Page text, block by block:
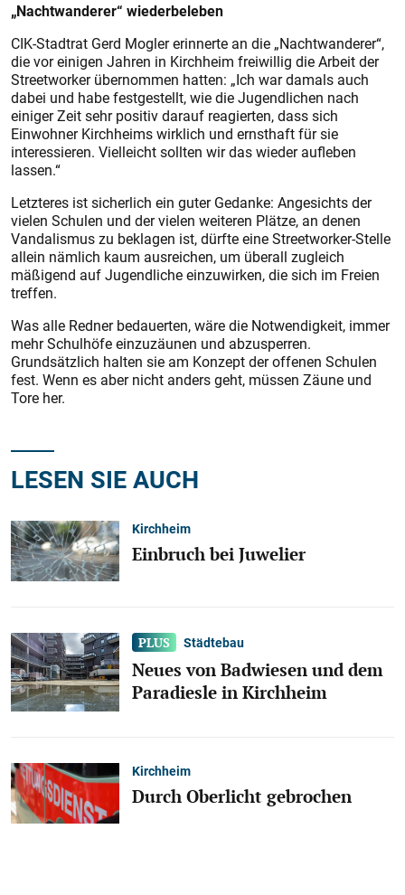
„Nachtwanderer“ wiederbeleben
CIK-Stadtrat Gerd Mogler erinnerte an die „Nachtwanderer“,
die vor einigen Jahren in Kirchheim freiwillig die Arbeit der
Streetworker übernommen hatten: „Ich war damals auch
dabei und habe festgestellt, wie die Jugendlichen nach
einiger Zeit sehr positiv darauf reagierten, dass sich
Einwohner Kirchheims wirklich und ernsthaft für sie
interessieren. Vielleicht sollten wir das wieder aufleben
lassen.“
Letzteres ist sicherlich ein guter Gedanke: Angesichts der
vielen Schulen und der vielen weiteren Plätze, an denen
Vandalismus zu beklagen ist, dürfte eine Streetworker-Stelle
allein nämlich kaum ausreichen, um überall zugleich
mäßigend auf Jugendliche einzuwirken, die sich im Freien
treffen.
Was alle Redner bedauerten, wäre die Notwendigkeit, immer
mehr Schulhöfe einzuzäunen und abzusperren.
Grundsätzlich halten sie am Konzept der offenen Schulen
fest. Wenn es aber nicht anders geht, müssen Zäune und
Tore her.
LESEN SIE AUCH
Kirchheim
Einbruch bei Juwelier
Städtebau
Neues von Badwiesen und dem
Paradiesle in Kirchheim
Kirchheim
Durch Oberlicht gebrochen